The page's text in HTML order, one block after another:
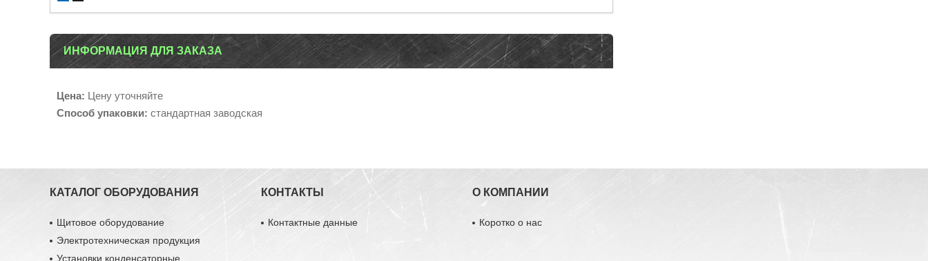
ИНФОРМАЦИЯ ДЛЯ ЗАКАЗА
Цена: Цену уточняйте
Способ упаковки: стандартная заводская
КАТАЛОГ ОБОРУДОВАНИЯ
Щитовое оборудование
Электротехническая продукция
Установки конденсаторные,
КОНТАКТЫ
Контактные данные
О КОМПАНИИ
Коротко о нас